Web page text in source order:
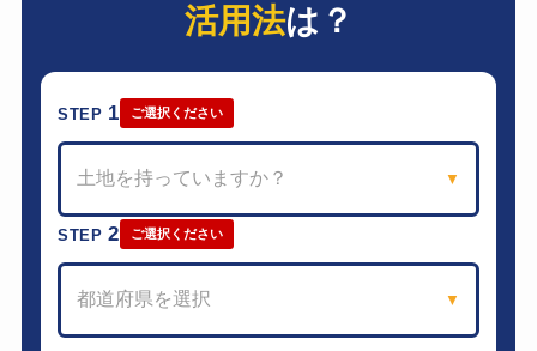
活用法は？
STEP 1 ご選択ください
土地を持っていますか？ ▼
STEP2 ご選択ください
都道府県を選択 ▼